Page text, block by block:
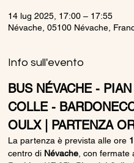
14 lug 2025, 17:00 – 17:55
Névache, 05100 Névache,
Info sull'evento
BUS NÉVACHE -
COLLE -
OULX | PARTENZA
La partenza è prevista alle ore
centro di Névache , con fermate